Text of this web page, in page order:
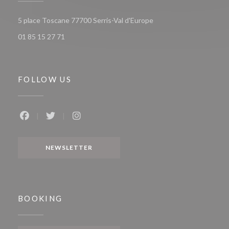
5 place Toscane 77700 Serris-Val d'Europe
01 85 15 27 71
FOLLOW US
NEWSLETTER
BOOKING